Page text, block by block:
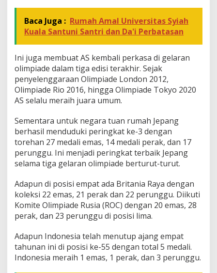
u
t
a
n
5
5
Baca Juga : Rumah Amal Universitas Syiah
Kuala Santuni Santri dan Da'i Perbatasan
Ini juga membuat AS kembali perkasa di gelaran
olimpiade dalam tiga edisi terakhir. Sejak
penyelenggaraan Olimpiade London 2012,
Olimpiade Rio 2016, hingga Olimpiade Tokyo 2020
AS selalu meraih juara umum.
Sementara untuk negara tuan rumah Jepang
berhasil menduduki peringkat ke-3 dengan
torehan 27 medali emas, 14 medali perak, dan 17
perunggu. Ini menjadi peringkat terbaik Jepang
selama tiga gelaran olimpiade berturut-turut.
Adapun di posisi empat ada Britania Raya dengan
koleksi 22 emas, 21 perak dan 22 perunggu. Diikuti
Komite Olimpiade Rusia (ROC) dengan 20 emas, 28
perak, dan 23 perunggu di posisi lima.
Adapun Indonesia telah menutup ajang empat
tahunan ini di posisi ke-55 dengan total 5 medali.
Indonesia meraih 1 emas, 1 perak, dan 3 perunggu.